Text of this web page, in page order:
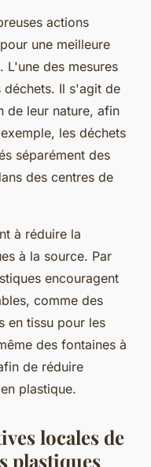
actions
une meilleure
L'une des mesures
déchets. Il s'agit de
de leur nature, afin
les déchets
séparément des
des centres de
à réduire la
à la source. Par
encouragent
comme des
en tissu pour les
des fontaines à
de réduire
plastique.
locales de
plastiques